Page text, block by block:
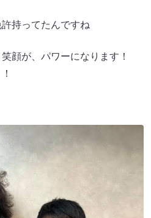
持ってたんですね
顔が、パワーになります！